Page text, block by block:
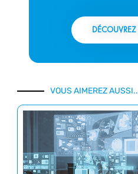
VOUS AIMEREZ